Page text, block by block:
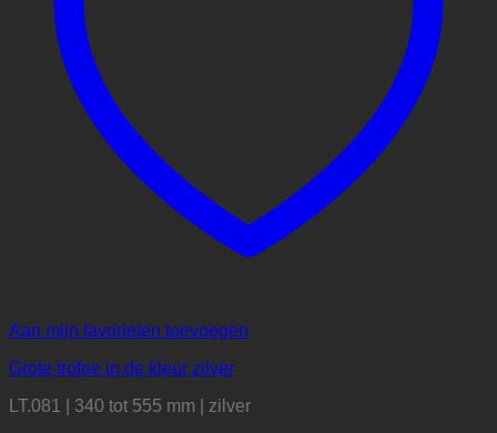
Aan mijn favorieten toevoegen
Grote trofee in de kleur zilver
LT.081 | 340 tot 555 mm | zilver